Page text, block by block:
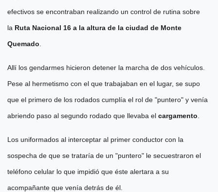
efectivos se encontraban realizando un control de rutina sobre
la Ruta Nacional 16 a la altura de la ciudad de Monte
Quemado
Allí los gendarmes hicieron detener la marcha de dos vehículos.
Pese al hermetismo con el que trabajaban en el lugar, se supo
que el primero de los rodados cumplía el rol de "puntero" y venía
abriendo paso al segundo rodado que llevaba el cargamento
Los uniformados al interceptar al primer conductor con la
sospecha de que se trataría de un "puntero" le secuestraron el
teléfono celular lo que impidió que éste alertara a su
acompañante que venía detrás de él.